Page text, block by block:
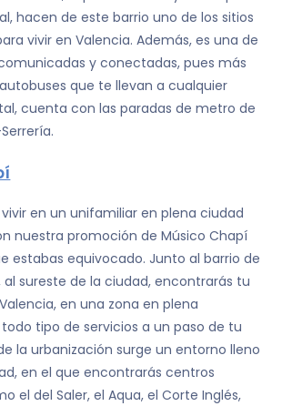
hacen de este barrio uno de los sitios
vivir en Valencia. Además, es una de
y conectadas, pues más
que te llevan a cualquier
cuenta con las paradas de metro de
en un unifamiliar en plena ciudad
nuestra promoción de Músico Chapí
estabas equivocado. Junto al barrio de
al sureste de la ciudad, encontrarás tu
en una zona en plena
tipo de servicios a un paso de tu
la urbanización surge un entorno lleno
en el que encontrarás centros
el del Saler, el Aqua, el Corte Inglés,